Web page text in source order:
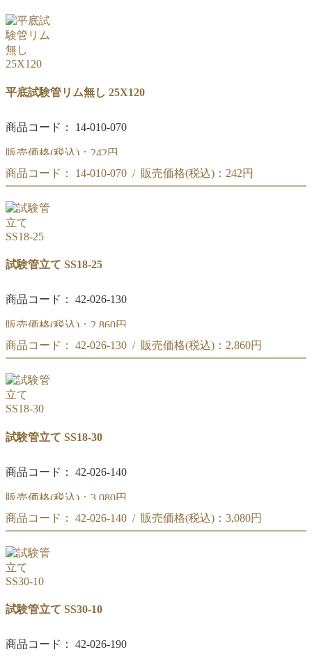
【ケース特価】(50本入リ) 平底試験管リム無し 25X120
平底試験管リム無し 25X120
商品コード： 14-010-070
販売価格(税込)： 242円
平底試験管リム無し 25X120
商品コード： 14-010-070 / 販売価格(税込)： 242円
平底試験管リム無し 25X120
試験管立て SS18-25
商品コード： 42-026-130
販売価格(税込)： 2,860円
(#250)試験管立て SS18-25
商品コード： 42-026-130 / 販売価格(税込)： 2,860円
(#250)試験管立て SS18-25
試験管立て SS18-30
商品コード： 42-026-140
販売価格(税込)： 3,080円
(#251)試験管立て SS18-30
商品コード： 42-026-140 / 販売価格(税込)： 3,080円
(#251)試験管立て SS18-30
試験管立て SS30-10
商品コード： 42-026-190